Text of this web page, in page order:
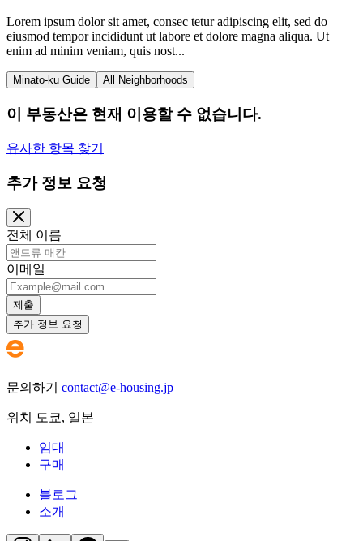
Lorem ipsum dolor sit amet, consec tetur adipiscing elit, sed do
eiusmod tempor incididunt ut labore et dolore magna aliqua. Ut
enim ad minim veniam, quis nost...
Minato-ku Guide All Neighborhoods
이 부동산은 현재 이용할 수 없습니다.
유사한 항목 찾기
추가 정보 요청
전체 이름
이메일
제출
추가 정보 요청
문의하기 contact@e-housing.jp
위치 도쿄, 일본
임대
구매
블로그
소개